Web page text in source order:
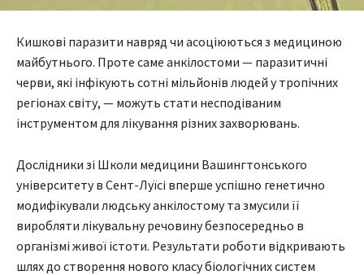
Кишкові паразити навряд чи асоціюються з медициною
майбутнього. Проте саме анкілостоми — паразитичні
черви, які інфікують сотні мільйонів людей у тропічних
регіонах світу, — можуть стати несподіваним
інструментом для лікування різних захворювань.
Дослідники зі Школи медицини Вашингтонського
університету в Сент-Луїсі вперше успішно генетично
модифікували людську анкілостому та змусили її
виробляти лікувальну речовину безпосередньо в
організмі живої істоти. Результати роботи відкривають
шлях до створення нового класу біологічних систем